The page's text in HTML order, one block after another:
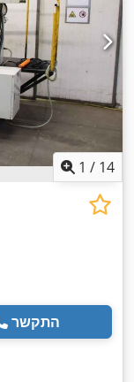
1 / 14
התקשר